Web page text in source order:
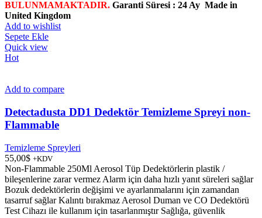
BULUNMAMAKTADIR. Garanti Süresi : 24 Ay Made in
United Kingdom
Add to wishlist
Sepete Ekle
Quick view
Hot
Add to compare
Detectadusta DD1 Dedektör Temizleme Spreyi non-
Flammable
Temizleme Spreyleri
55,00$ +KDV
Non-Flammable 250Ml Aerosol Tüp Dedektörlerin plastik /
bileşenlerine zarar vermez Alarm için daha hızlı yanıt süreleri sağlar
Bozuk dedektörlerin değişimi ve ayarlanmalarını için zamandan
tasarruf sağlar Kalıntı bırakmaz Aerosol Duman ve CO Dedektörü
Test Cihazı ile kullanım için tasarlanmıştır Sağlığa, güvenlik